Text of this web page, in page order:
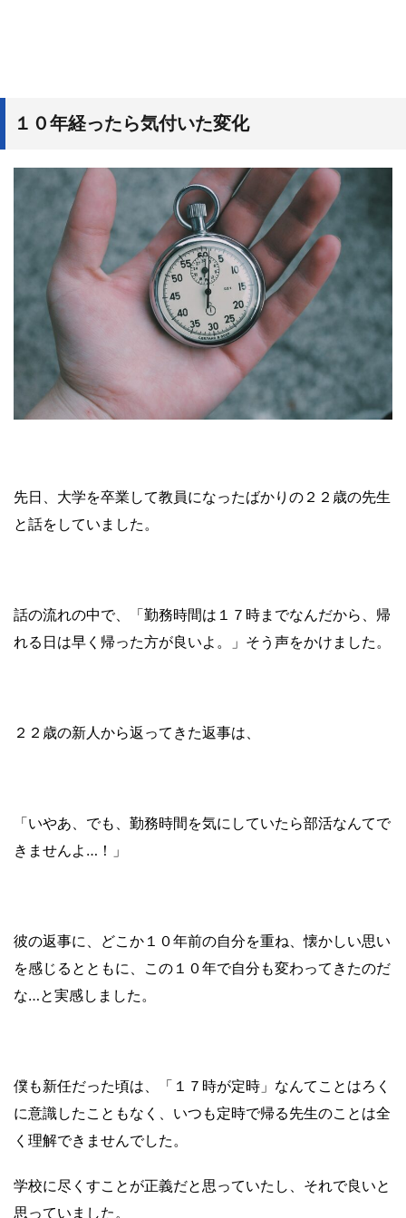
１０年経ったら気付いた変化
先日、大学を卒業して教員になったばかりの２２歳の先生
と話をしていました。
話の流れの中で、「勤務時間は１７時までなんだから、帰
れる日は早く帰った方が良いよ。」そう声をかけました。
２２歳の新人から返ってきた返事は、
「いやあ、でも、勤務時間を気にしていたら部活なんてで
きませんよ…！」
彼の返事に、どこか１０年前の自分を重ね、懐かしい思い
を感じるとともに、この１０年で自分も変わってきたのだ
な…と実感しました。
僕も新任だった頃は、「１７時が定時」なんてことはろく
に意識したこともなく、いつも定時で帰る先生のことは全
く理解できませんでした。
学校に尽くすことが正義だと思っていたし、それで良いと
思っていました。